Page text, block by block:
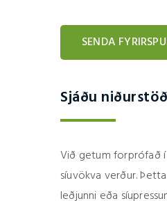
SENDA
Sjáðu
Við getum forprófað
síuvökva verður.
leðjunni eða